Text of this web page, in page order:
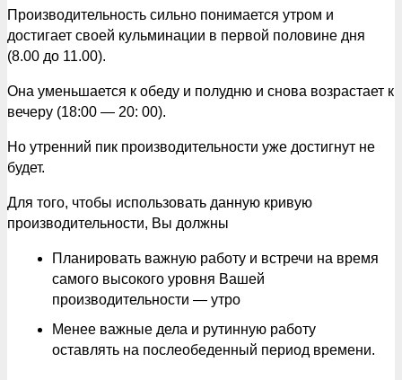
Производительность сильно понимается утром и
достигает своей кульминации в первой половине дня
(8.00 до 11.00).
Она уменьшается к обеду и полудню и снова возрастает к
вечеру (18:00 — 20: 00).
Но утренний пик производительности уже достигнут не
будет.
Для того, чтобы использовать данную кривую
производительности, Вы должны
Планировать важную работу и встречи на время
самого высокого уровня Вашей
производительности — утро
Менее важные дела и рутинную работу
оставлять на послеобеденный период времени.